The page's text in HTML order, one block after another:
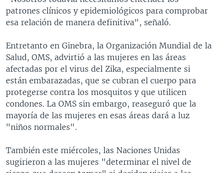
patrones clínicos y epidemiológicos para comprobar
esa relación de manera definitiva", señaló.
Entretanto en Ginebra, la Organización Mundial de la
Salud, OMS, advirtió a las mujeres en las áreas
afectadas por el virus del Zika, especialmente si
están embarazadas, que se cubran el cuerpo para
protegerse contra los mosquitos y que utilicen
condones. La OMS sin embargo, reaseguró que la
mayoría de las mujeres en esas áreas dará a luz
"niños normales".
También este miércoles, las Naciones Unidas
sugirieron a las mujeres "determinar el nivel de